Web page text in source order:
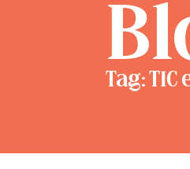
Tag: TIC